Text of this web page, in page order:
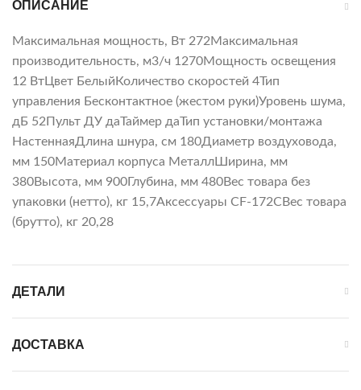
ОПИСАНИЕ
Максимальная мощность, Вт 272Максимальная
производительность, м3/ч 1270Мощность освещения
12 ВтЦвет БелыйКоличество скоростей 4Тип
управления Бесконтактное (жестом руки)Уровень шума,
дБ 52Пульт ДУ даТаймер даТип установки/монтажа
НастеннаяДлина шнура, см 180Диаметр воздуховода,
мм 150Материал корпуса МеталлШирина, мм
380Высота, мм 900Глубина, мм 480Вес товара без
упаковки (нетто), кг 15,7Аксессуары CF-172CВес товара
(брутто), кг 20,28
ДЕТАЛИ
ДОСТАВКА